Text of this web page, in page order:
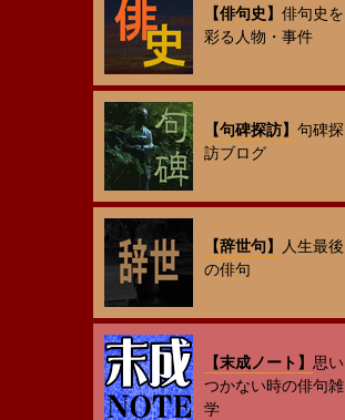
【俳句史】俳句史を
彩る人物・事件
【句碑探訪】句碑探
訪ブログ
【辞世句】 人生最後
の俳句
【末成ノート】 思い
つかない時の俳句雑
学